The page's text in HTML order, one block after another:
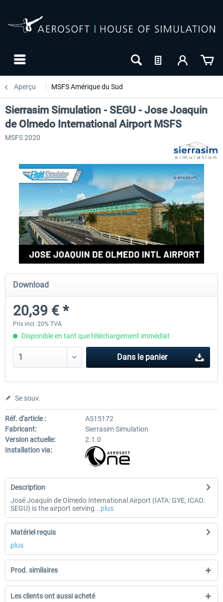
Aperçu MSFS Amérique du Sud
FSDG - Cusco MSFS
Sierrasim Simulation - SKMD
Herrera...
Sierrasim Simulation - SEGU - Jose Joaquin
de Olmedo International Airport MSFS
MSFS 2020
Download
20,39 € *
Prix incl. 20% TVA
Disponible en tant que téléchargement immédiat
Dans le panier
Se souv.
Réf. d'article :
AS15172
Fabricant:
Sierrasim Simulation
Version actuelle:
2.1.0
Installation via:
Description
José Joaquín de Olmedo International Airport (IATA: GYE, ICAO:
SEGU) is the airport serving...plus
Matériel requis
plus
Prod. similaires
Les clients ont aussi acheté